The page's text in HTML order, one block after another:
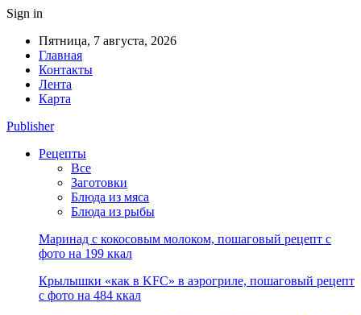
Sign in
Пятница, 7 августа, 2026
Главная
Контакты
Лента
Карта
Publisher
Рецепты
Все
Заготовки
Блюда из мяса
Блюда из рыбы
Маринад с кокосовым молоком, пошаговый рецепт с
фото на 199 ккал
Крылышки «как в KFC» в аэрогриле, пошаговый рецепт
с фото на 484 ккал